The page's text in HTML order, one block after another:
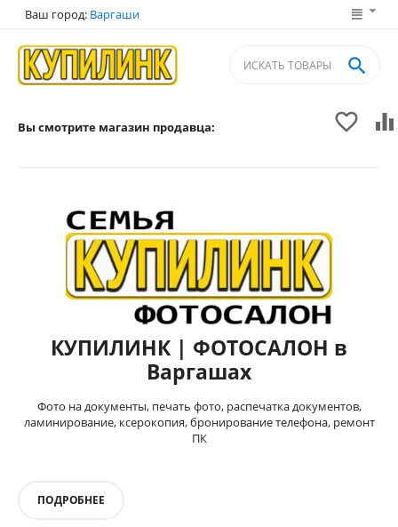
Ваш город: Варгаши
 

Вы смотрите магазин продавца:
КУПИЛИНК | ФОТОСАЛОН в
Варгашах
Фото на документы, печать фото, распечатка документов,
ламинирование, ксерокопия, бронирование телефона, ремонт
ПК
ПОДРОБНЕЕ